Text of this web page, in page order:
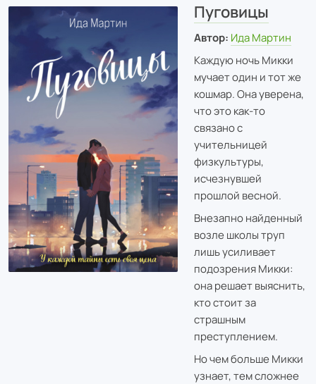
Пуговицы
Автор: Ида Мартин
Каждую ночь Микки
мучает один и тот же
кошмар. Она уверена,
что это как-то
связано с
учительницей
физкультуры,
исчезнувшей
прошлой весной.
Внезапно найденный
возле школы труп
лишь усиливает
подозрения Микки:
она решает выяснить,
кто стоит за
страшным
преступлением.
Но чем больше Микки
узнает, тем сложнее